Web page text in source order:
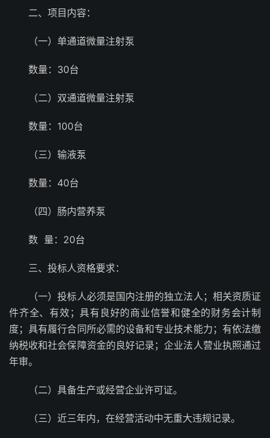
二、项目内容：
（一）单通道微量注射泵
数量：30台
（二）双通道微量注射泵
数量：100台
（三）输液泵
数量：40台
（四）肠内营养泵
数 量：20台
三、投标人资格要求：
（一）投标人必须是国内注册的独立法人；相关资质证
件齐全、有效；具有良好的商业信誉和健全的财务会计制
度；具有履行合同所必需的设备和专业技术能力；有依法缴
纳税收和社会保障资金的良好记录；企业法人营业执照通过
年审。
（二）具备生产或经营企业许可证。
（三）近三年内，在经营活动中无重大违规记录。